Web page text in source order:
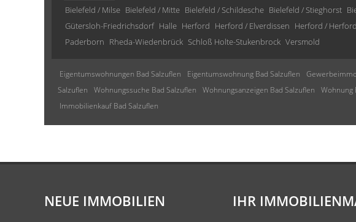
Bielefeld / Milse Bielefeld / Mitte Bielefeld / Schildesche Bielefeld / Stieghorst
Gütersloh-Friedrichsdorf Halle Herford Herford / Elverdissen Herford /
Paderborn Rheda-Wiedenbrück Schloß Holte-Stukenbrock Versmold
Eigentumswohnungen Bad Salzuflen Eigentumswohnung Bad Salzuflen
Salzuflen
Wohnungssuche Bad Salzuflen Wohnungsanzeigen Bad Salzuflen Wohnung
Immobilienkauf Bad Salzuflen
NEUE IMMOBILIEN IHR